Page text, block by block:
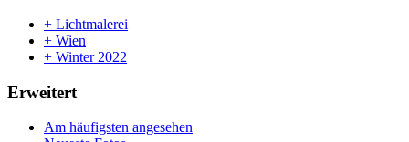
+ Lichtmalerei
+ Wien
+ Winter 2022
Erweitert
Am häufigsten angesehen